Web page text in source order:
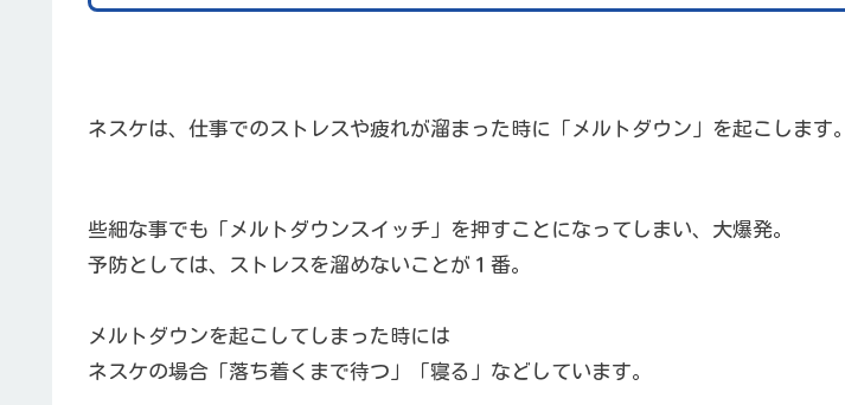
ネスケは、仕事でのストレスや疲れが溜まった時に「メルトダウン」を起こします。
些細な事でも「メルトダウンスイッチ」を押すことになってしまい、大爆発。
予防としては、ストレスを溜めないことが１番。
メルトダウンを起こしてしまった時には
ネスケの場合「落ち着くまで待つ」「寝る」などしています。